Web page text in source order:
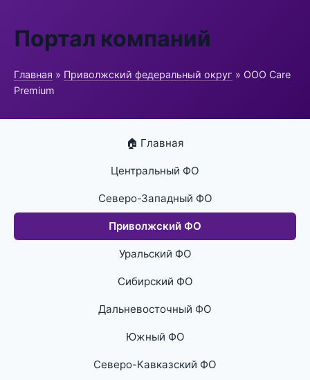
Портал компаний
Главная » Приволжский федеральный округ » ООО Care
Premium
🏠 Главная
Центральный ФО
Северо-Западный ФО
Приволжский ФО
Уральский ФО
Сибирский ФО
Дальневосточный ФО
Южный ФО
Северо-Кавказский ФО